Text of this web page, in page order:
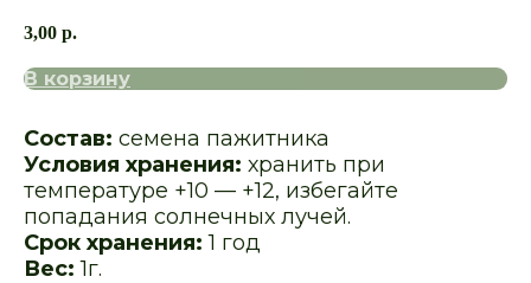
3,00 р.
В корзину
Состав: семена пажитника
Условия хранения: хранить при
температуре +10 — +12, избегайте
попадания солнечных лучей.
Срок хранения:1 год
Вес: 1г.